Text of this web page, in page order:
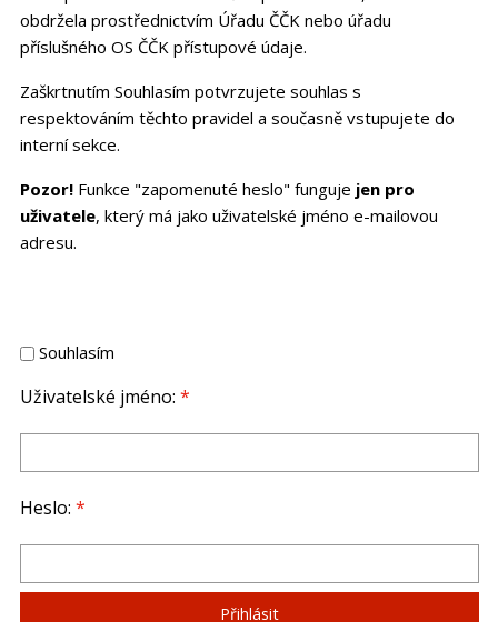
obdržela prostřednictvím Úřadu ČČK nebo úřadu
příslušného OS ČČK přístupové údaje.
Zaškrtnutím Souhlasím potvrzujete souhlas s
respektováním těchto pravidel a současně vstupujete do
interní sekce.
Pozor!Funkce "zapomenuté heslo" funguje jen pro
uživatele, který má jako uživatelské jméno e-mailovou
adresu.
Souhlasím
Uživatelské jméno: *
Heslo: *